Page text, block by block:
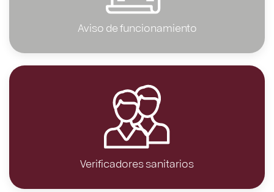
Aviso de funcionamiento
Verificadores sanitarios